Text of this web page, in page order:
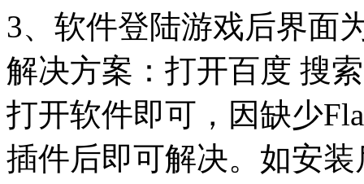
3、软件登陆游戏后界面
解决方案：打开百度 搜
打开软件即可，因缺少
插件后即可解决。如安